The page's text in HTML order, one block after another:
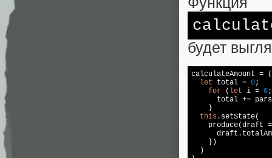
будет
calculateAmount
let total = 0;
for ( let i = 0
total +=
}
this .setState(
produce(draft
})
)